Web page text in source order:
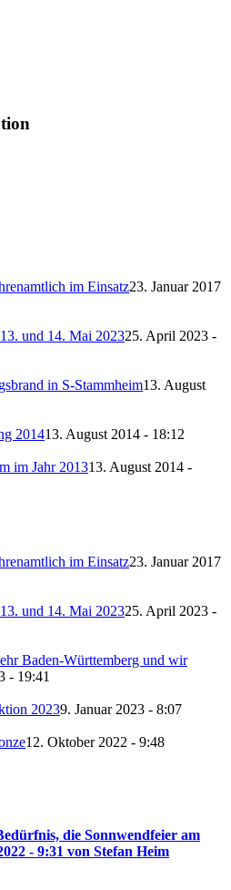
im Einsatz23. Januar 2017
und 14. Mai 202325. April 2023 -
in S-Stammheim13. August
201413. August 2014 - 18:12
im Jahr 201313. August 2014 -
im Einsatz23. Januar 2017
und 14. Mai 202325. April 2023 -
Baden-Württemberg und wir
- 19:41
20239. Januar 2023 - 8:07
12. Oktober 2022 - 9:48
die Sonnwendfeier am
- 9:31 von Stefan Heim